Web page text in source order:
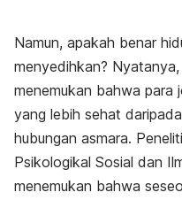
Namun, apakah benar
menyedihkan?
menemukan bahwa para
yang lebih sehat
hubungan asmara.
Psikologikal Sosial dan
menemukan bahwa